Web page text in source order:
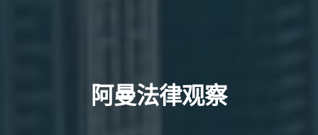
阿曼法律观察